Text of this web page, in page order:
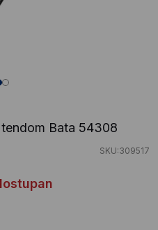
Bata 54308
SKU:309517